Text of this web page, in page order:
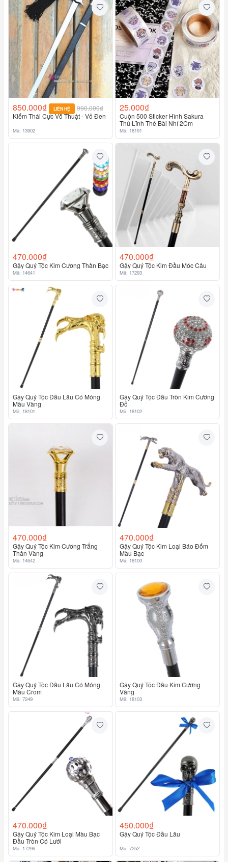
850.000₫ LIÊN HỆ
990.000₫
Kiếm Thái Cực Võ Thuật - Vỏ Đen
Mã: 13902
25.000₫
Cuộn 500 Sticker Hình Sakura
Thủ Lĩnh Thẻ Bài Nhí 2Cm
Mã: 18191
470.000₫
Gậy Quý Tộc Kim Cương Thân Bạc
Mã: 14641
470.000₫
Gậy Quý Tộc Kim Đầu Móc Câu
Mã: 17293
Gậy Quý Tộc Đầu Lâu Có Móng
Màu Vàng
Mã: 18101
Gậy Quý Tộc Đầu Tròn Kim Cương
Đỏ
Mã: 18102
470.000₫
Gậy Quý Tộc Kim Cương Trắng
Thân Vàng
Mã: 14642
470.000₫
Gậy Quý Tộc Kim Loại Báo Đốm
Màu Bạc
Mã: 18100
Gậy Quý Tộc Đầu Lâu Có Móng
Màu Crom
Mã: 7249
Gậy Quý Tộc Đầu Kim Cương
Vàng
Mã: 18103
470.000₫
Gậy Quý Tộc Kim Loại Màu Bạc
Đầu Tròn Có Lưới
Mã: 17296
450.000₫
Gậy Quý Tộc Đầu Lâu
Mã: 7252